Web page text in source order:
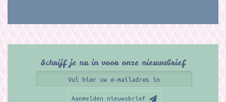
Schrijf je nu in voor onze nieuwsbrief
Aanmelden nieuwsbrief